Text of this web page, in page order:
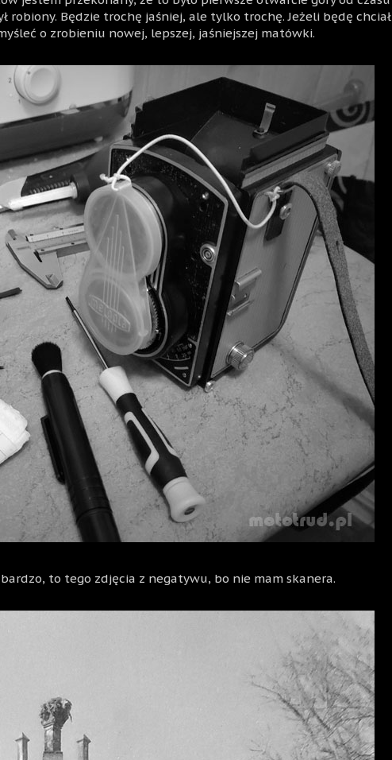
robiony. Będzie trochę jaśniej, ale tylko trochę. Jeżeli będę chciał
o zrobieniu nowej, lepszej, jaśniejszej matówki.
to tego zdjęcia z negatywu, bo nie mam skanera.